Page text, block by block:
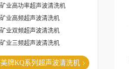
业高功率超声波清洗机
业高频超声波清洗机
业双频超声波清洗机
业三频超声波清洗机
牌KQ系列超声波清洗机